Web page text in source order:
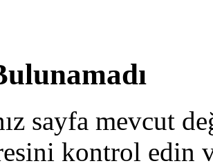
sayfa mevcut
kontrol edin